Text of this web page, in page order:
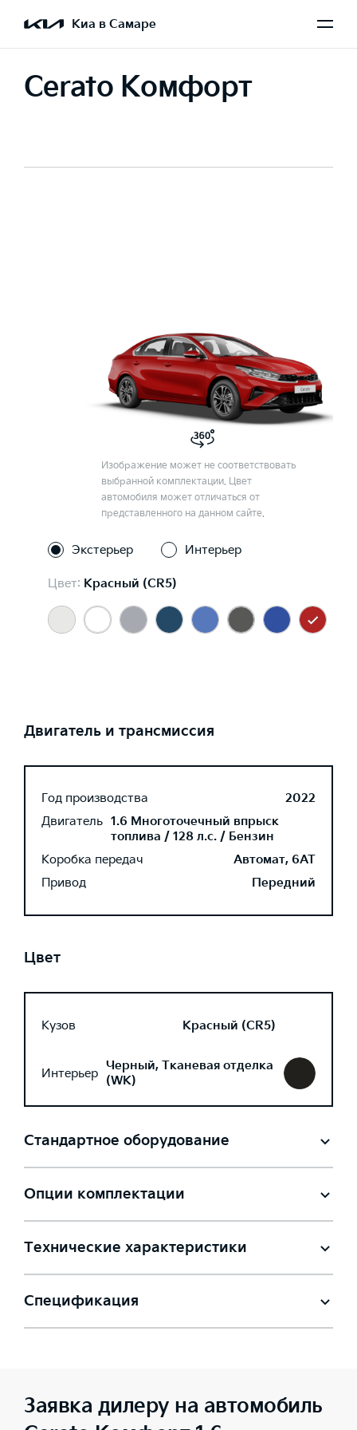
Киа в Самаре
Cerato Комфорт
Изображение может не соответствовать
выбранной комплектации. Цвет
автомобиля может отличаться от
представленного на данном сайте.
Экстерьер Интерьер
Цвет: Красный (CR5)
Двигатель и трансмиссия
Год производства
2022
Двигатель 1.6 Многоточечный впрыск
топлива / 128 л.с. / Бензин
Коробка передач
Автомат, 6AT
Привод
Передний
Цвет
Кузов Красный (CR5)
Интерьер Черный, Тканевая отделка
(WK)
Стандартное оборудование
Опции комплектации
Технические характеристики
Спецификация
Заявка дилеру на автомобиль